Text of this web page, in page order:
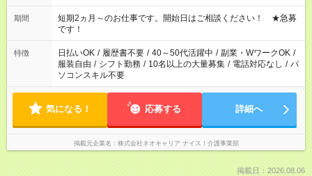
家庭の都合でお休みが必要な場合も遠慮なくご相談ください。
※週最低15時間以上の勤務が必要です
期間
短期2ヵ月～のお仕事です。開始日はご相談ください！ ★急募
です！
特徴 日払いOK / 履歴書不要 / 40～50代活躍中 / 副業・WワークOK /
服装自由 / シフト勤務 / 10名以上の大量募集 / 電話対応なし / パ
ソコンスキル不要
気になる！ 応募する 詳細へ
掲載元企業名 株式会社ネオキャリア ナイス！介護事業部
掲載日：2026.08.06